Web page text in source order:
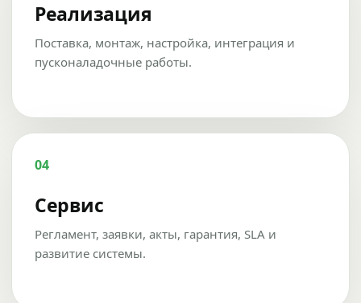
Реализация
Поставка, монтаж, настройка, интеграция и
пусконаладочные работы.
04
Сервис
Регламент, заявки, акты, гарантия, SLA и
развитие системы.